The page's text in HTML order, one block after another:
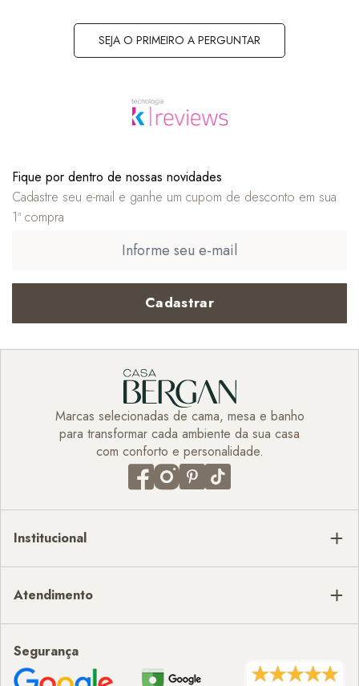
SEJA O PRIMEIRO A PERGUNTAR
Fique por dentro de nossas novidades
Cadastre seu e-mail e ganhe um cupom de desconto em sua
1ª compra
Cadastrar
Marcas selecionadas de cama, mesa e banho
para transformar cada ambiente da sua casa
com conforto e personalidade.
Institucional
Atendimento
Segurança